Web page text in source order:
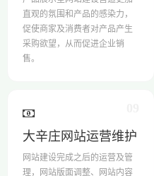
直观的氛围和产品的感染力，
促使商家及消费者对产品产生
采购欲望，从而促进企业销
售。
大辛庄网站运营维护
网站建设完成之后的运营及管
理，网站版面调整、网站内容